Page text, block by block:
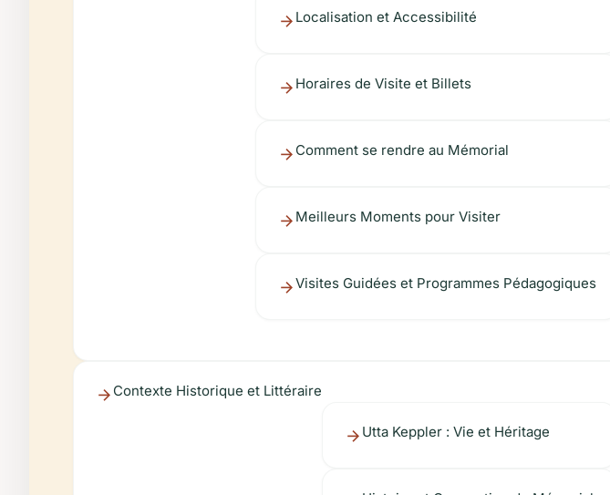
Localisation et Accessibilité
Horaires de Visite et Billets
Comment se rendre au Mémorial
Meilleurs Moments pour Visiter
Visites Guidées et Programmes Pédagogiques
Contexte Historique et Littéraire
Utta Keppler : Vie et Héritage